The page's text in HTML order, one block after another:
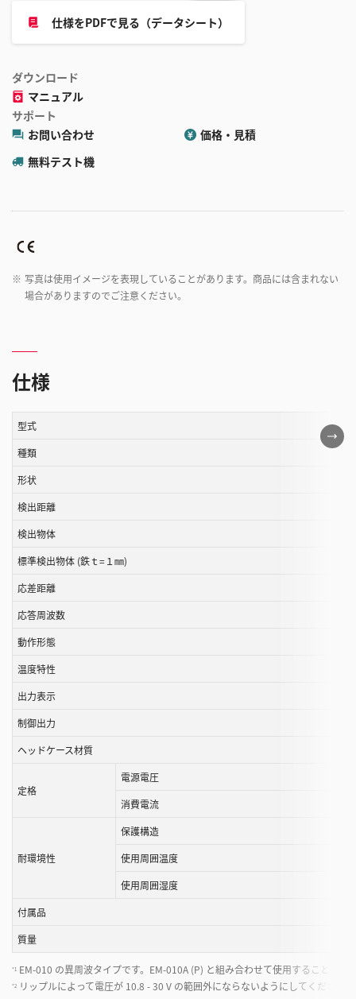
仕様をPDFで見る（データシート）
ダウンロード
マニュアル
サポート
お問い合わせ
価格・見積
無料テスト機
※ 写真は使用イメージを表現していることがあります。商品には含まれない
場合がありますのでご注意ください。
仕様
こ
の
型式
種類
形状
検出距離
検出物体
標準検出物体 (鉄ｔ=１㎜)
応差距離
応答周波数
動作形態
温度特性
出力表示
制御出力
ヘッドケース材質
定格
電源電圧
消費電流
耐環境性
保護構造
使用周囲温度
使用周囲湿度
付属品
質量
*1 EM-010 の異周波タイプです。EM-010A (P) と組み合わせて使用することで
*2 リップルによって電圧が 10.8 - 30 V の範囲外にならないようにしてください。